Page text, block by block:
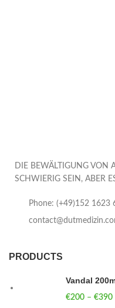
DIE BEWÄLTIGUNG VON
SCHWIERIG SEIN, ABER
Phone: (+49)152 1623
PRODUCTS
Vandal
€200 – €390